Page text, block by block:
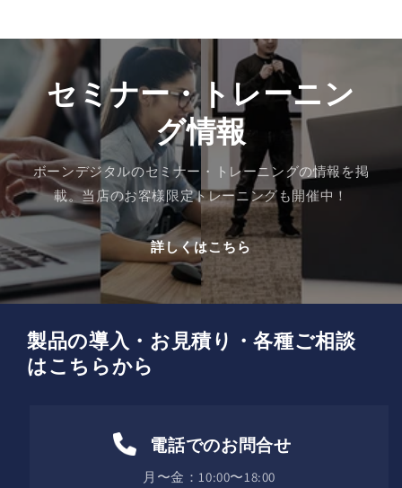
セミナー・トレーニン
グ情報
ボーンデジタルのセミナー・トレーニングの情報を掲
載。当店のお客様限定トレーニングも開催中！
詳しくはこちら
製品の導入・お見積り・各種ご相談
はこちらから
電話でのお問合せ
月〜金：10:00〜18:00